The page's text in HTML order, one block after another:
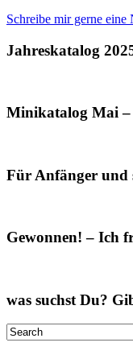
Schreibe mir gerne eine
Jahreskatalog
Minikatalog Mai –
Für Anfänger und
Gewonnen! – Ich
was suchst Du?